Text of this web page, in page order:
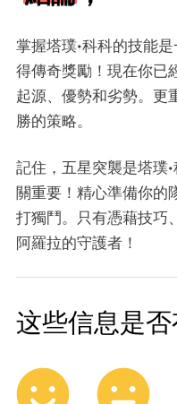
掌握塔璞·科科的技能
得傳奇獎勵！現在你已
起源、優勢和劣勢。更
勝的策略。
記住，五星突襲是塔璞
關重要！精心準備你的
打獨鬥。只有憑藉技巧
阿羅拉的守護者！
这些信息是否